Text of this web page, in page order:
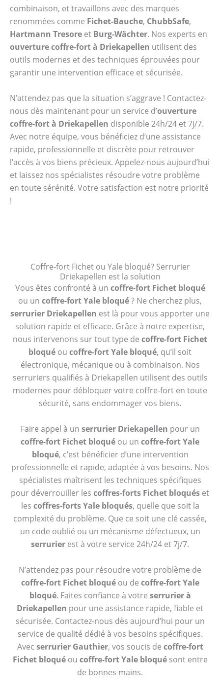
combinaison, et travaillons avec des marques
renommées comme Fichet-Bauche, ChubbSafe,
Hartmann Tresore et Burg-Wächter. Nos experts en
ouverture coffre-fort à Driekapellen utilisent des
outils modernes et des techniques éprouvées pour
garantir une intervention efficace et sécurisée.
N’attendez pas que la situation s’aggrave ! Contactez-
nous dès maintenant pour un service d’ouverture
coffre-fort à Driekapellen disponible 24h/24 et 7j/7.
Avec notre équipe, vous bénéficiez d’une assistance
rapide, professionnelle et discrète pour retrouver
l’accès à vos biens précieux. Appelez-nous aujourd’hui
et laissez nos spécialistes résoudre votre problème
en toute sérénité. Votre satisfaction est notre priorité
!
Coffre-fort Fichet ou Yale bloqué? Serrurier
Driekapellen est la solution
Vous êtes confronté à un coffre-fort Fichet bloqué
ou un coffre-fort Yale bloqué? Ne cherchez plus,
serrurier Driekapellen est là pour vous apporter une
solution rapide et efficace. Grâce à notre expertise,
nous intervenons sur tout type de coffre-fort Fichet
bloqué ou coffre-fort Yale bloqué, qu’il soit
électronique, mécanique ou à combinaison. Nos
serruriers qualifiés à Driekapellen utilisent des outils
modernes pour débloquer votre coffre-fort en toute
sécurité, sans endommager vos biens.
Faire appel à un serrurier Driekapellen pour un
coffre-fort Fichet bloqué ou un coffre-fort Yale
bloqué, c’est bénéficier d’une intervention
professionnelle et rapide, adaptée à vos besoins. Nos
spécialistes maîtrisent les techniques spécifiques
pour déverrouiller les coffres-forts Fichet bloqués et
les coffres-forts Yale bloqués, quelle que soit la
complexité du problème. Que ce soit une clé cassée,
un code oublié ou un mécanisme défectueux, un
serrurier est à votre service 24h/24 et 7j/7.
N’attendez pas pour résoudre votre problème de
coffre-fort Fichet bloquéou de coffre-fort Yale
bloqué. Faites confiance à votre serrurier à
Driekapellen pour une assistance rapide, fiable et
sécurisée. Contactez-nous dès aujourd’hui pour un
service de qualité dédié à vos besoins spécifiques.
Avec serrurier Gauthier, vos soucis de coffre-fort
Fichet bloquéou coffre-fort Yale bloquésont entre
de bonnes mains.